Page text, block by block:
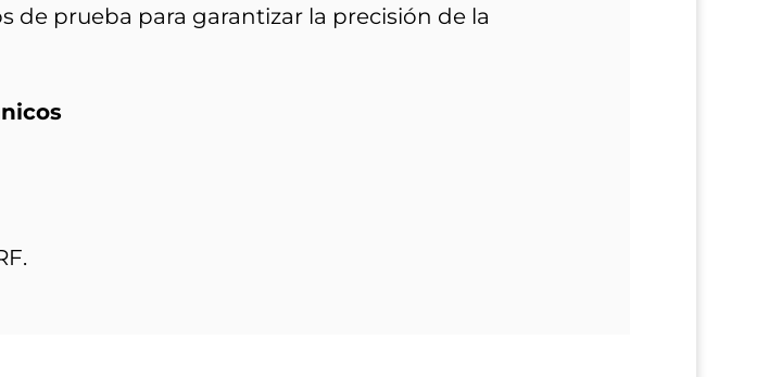
de prueba para garantizar la precisión de la